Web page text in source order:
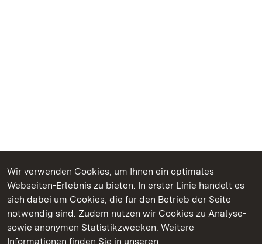
Wir verwenden Cookies, um Ihnen ein optimales
Webseiten-Erlebnis zu bieten. In erster Linie handelt es
sich dabei um Cookies, die für den Betrieb der Seite
notwendig sind. Zudem nutzen wir Cookies zu Analyse-
sowie anonymen Statistikzwecken. Weitere
Informationen finden Sie in unseren
Kommen. Staunen. Genießen.